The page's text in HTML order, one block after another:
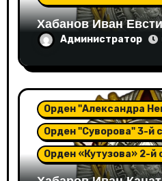
Хабанов Иван
Администратор
Орден "Александра
Орден "Суворова" 3-й
Орден «Кутузова» 2-й